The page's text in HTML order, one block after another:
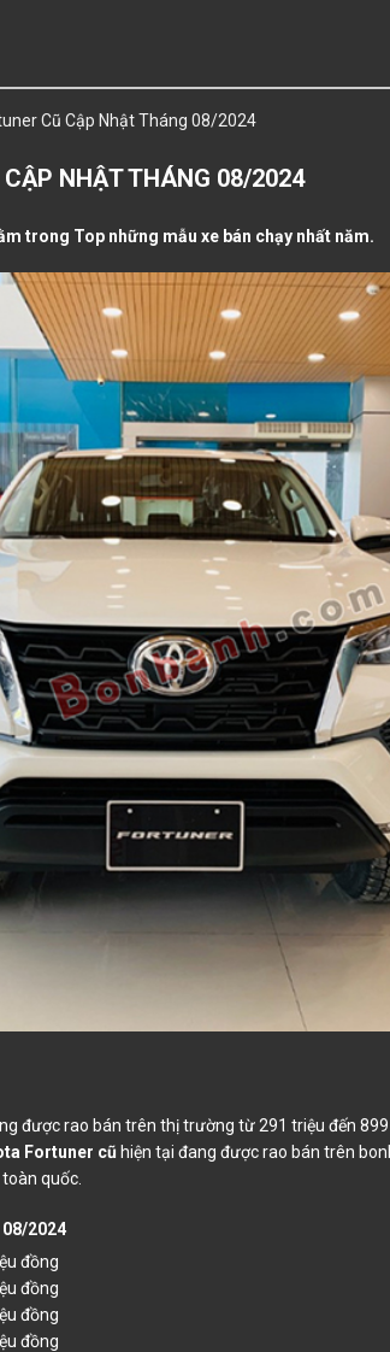
Cũ Cập Nhật Tháng 08/2024
CẬP NHẬT THÁNG 08/2024
trong Top những mẫu xe bán chạy nhất năm.
được rao bán trên thị trường từ 291 triệu đến
Fortuner cũ hiện tại đang được rao bán trên
quốc.
2024
đồng
đồng
đồng
đồng